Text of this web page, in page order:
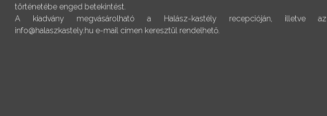
történetébe enged betekintést.
A kiadvány megvásárolható a Halász-kastély recepcióján, illetve az
info@halaszkastely.hu e-mail címen keresztül rendelhető.